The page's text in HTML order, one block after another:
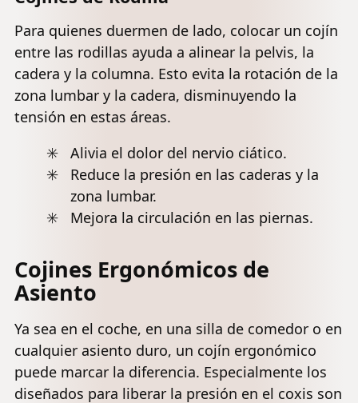
Para quienes duermen de lado, colocar un cojín
entre las rodillas ayuda a alinear la pelvis, la
cadera y la columna. Esto evita la rotación de la
zona lumbar y la cadera, disminuyendo la
tensión en estas áreas.
Alivia el dolor del nervio ciático.
Reduce la presión en las caderas y la
zona lumbar.
Mejora la circulación en las piernas.
Cojines Ergonómicos de
Asiento
Ya sea en el coche, en una silla de comedor o en
cualquier asiento duro, un cojín ergonómico
puede marcar la diferencia. Especialmente los
diseñados para liberar la presión en el coxis son